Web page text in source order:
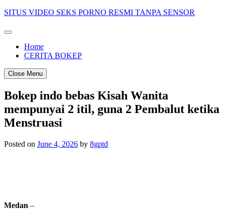
Skip
content
SITUS VIDEO SEKS PORNO RESMI TANPA SENSOR
Home
CERITA BOKEP
Close Menu
Bokep indo bebas Kisah Wanita
mempunyai 2 itil, guna 2 Pembalut ketika
Menstruasi
Posted on June 4, 2026 by 8gptd
Medan –